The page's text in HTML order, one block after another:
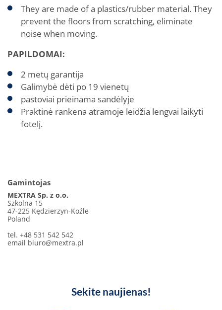
They are made of a plastics/rubber material. They
prevent the floors from scratching, eliminate
noise when moving.
PAPILDOMAI:
2 metų garantija
Galimybė dėti po 19 vienetų
pastoviai prieinama sandėlyje
Praktinė rankena atramoje leidžia lengvai laikyti
fotelį.
Gamintojas
MEXTRA Sp. z o.o.
Szkolna 15
47-225 Kędzierzyn-Koźle
Poland
tel. +48 531 542 542
email biuro@mextra.pl
Sekite naujienas!